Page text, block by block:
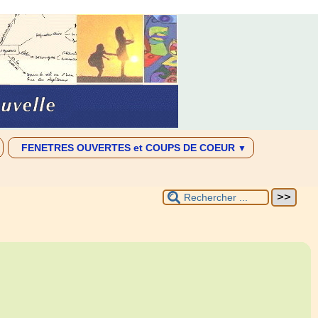
FENETRES OUVERTES et COUPS DE COEUR ▼
pratique